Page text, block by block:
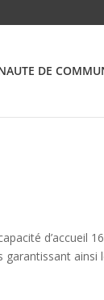
DE
d’accueil
garantissant